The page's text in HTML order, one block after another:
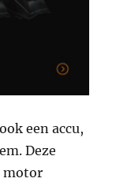
een accu,
Deze
motor